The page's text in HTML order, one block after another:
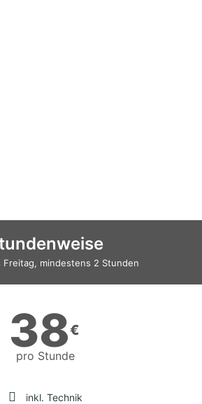
Freitag, mindestens 2 Stunden
38€
pro Stunde
inkl. Technik